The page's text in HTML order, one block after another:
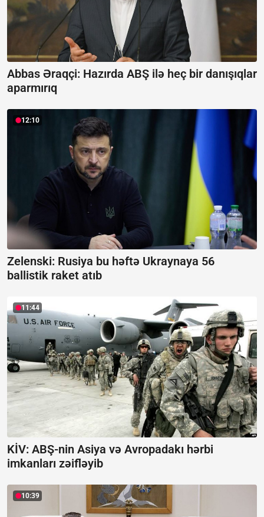
Abbas Əraqçi: Hazırda ABŞ ilə heç bir danışıqlar
aparmırıq
12:10
Zelenski: Rusiya bu həftə Ukraynaya 56
ballistik raket atıb
11:44
KİV: ABŞ-nin Asiya və Avropadakı hərbi
imkanları zəifləyib
10:39